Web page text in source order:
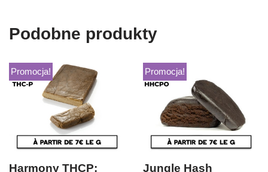
Podobne produkty
Promocja!
Harmony THCP:
Promocja!
Jungle Hash